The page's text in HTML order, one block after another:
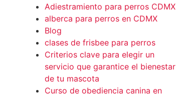
Adiestramiento para perros CDMX
alberca para perros en CDMX
Blog
clases de frisbee para perros
Criterios clave para elegir un
servicio que garantice el bienestar
de tu mascota
Curso de obediencia canina en